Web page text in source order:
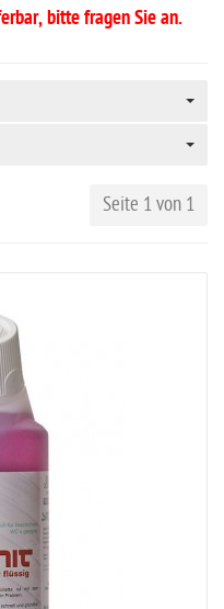
bitte fragen Sie an.
Seite 1 von 1